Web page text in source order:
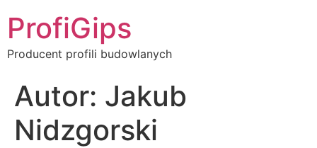
ProfiGips
Producent profili budowlanych
Autor: Jakub
Nidzgorski